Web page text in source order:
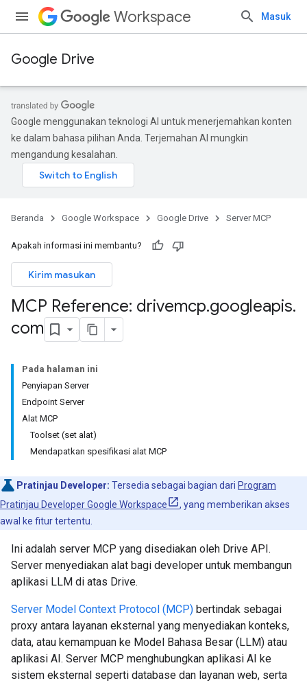
Workspace Masuk
Google Drive
Google menggunakan teknologi AI untuk menerjemahkan konten
ke dalam bahasa pilihan Anda. Terjemahan AI mungkin
mengandung kesalahan.
Beranda Google Workspace Google Drive Server MCP
Apakah informasi ini membantu?
Kirim masukan
MCP Reference: drivemcp.googleapis.
com
Pada halaman ini
Penyiapan Server
Endpoint Server
Alat MCP
Toolset (set alat)
Mendapatkan spesifikasi alat MCP
Pratinjau Developer: Tersedia sebagai bagian dari Program
Pratinjau Developer Google Workspace
, yang memberikan akses
awal ke fitur tertentu.
Ini adalah server MCP yang disediakan oleh Drive API.
Server menyediakan alat bagi developer untuk membangun
aplikasi LLM di atas Drive.
Server Model Context Protocol (MCP) bertindak sebagai
proxy antara layanan eksternal yang menyediakan konteks,
data, atau kemampuan ke Model Bahasa Besar (LLM) atau
aplikasi AI. Server MCP menghubungkan aplikasi AI ke
sistem eksternal seperti database dan layanan web, serta